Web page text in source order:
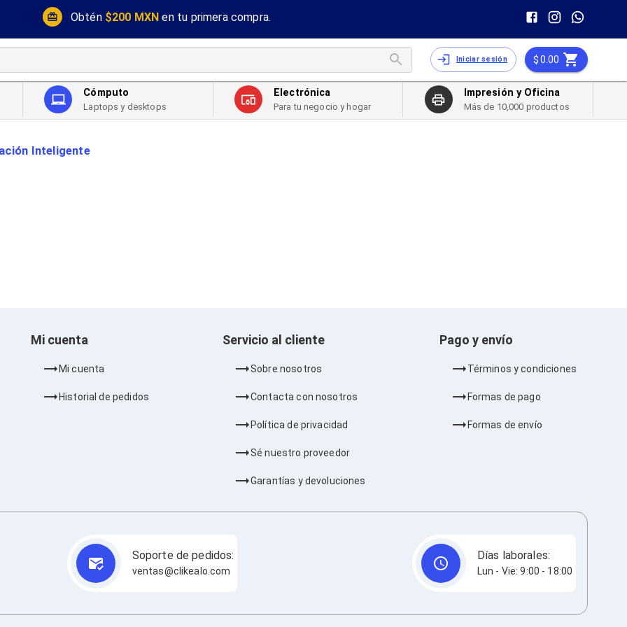
Obtén $200 MXN en tu primera compra.
Iniciar sesión 0.00
Cómputo
Laptops y desktops
Electrónica
Para tu negocio y hogar
Impresión y Oficina
Más de 10,000 productos
Inteligente
Mi cuenta
Mi cuenta
Historial de pedidos
Servicio al cliente
Sobre nosotros
Contacta con nosotros
Política de privacidad
Sé nuestro proveedor
Garantías y devoluciones
Pago y envío
Términos y condiciones
Formas de pago
Formas de envío
Soporte de pedidos:
ventas@clikealo.com
Días laborales:
Lun - Vie: 9:00 - 18:00